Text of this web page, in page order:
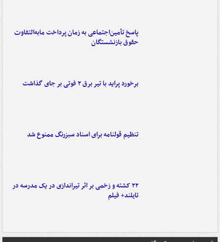
پاسخ تأمین‌اجتماعی به زمان پرداخت مابه‌التفاوت
حقوق بازنشستگان
برخورد پراید با تیر برق ۲ فوتی بر جای گذاشت
تنظیم قولنامه برای اسناد سبزرنگ ممنوع شد
۲۲ کشته و زخمی بر اثر تیراندازی در یک مدرسه در
تایلند+ فیلم